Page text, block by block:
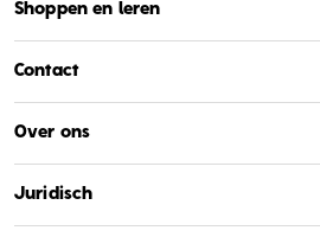
Shoppen en leren
Contact
Over ons
Juridisch